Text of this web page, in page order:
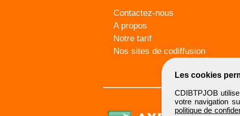
Les cookies
CDIBTPJOB
votre navigation
politique de
Contactez-nous
A propos
Notre tarif
Nos sites de codiffusion